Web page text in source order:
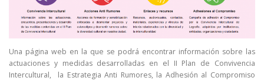
Una página web en la que se podrá encontrar información sobre las
actuaciones y medidas desarrolladas en el II Plan de Convivencia
Intercultural, la Estrategia Anti Rumores, la Adhesión al Compromiso